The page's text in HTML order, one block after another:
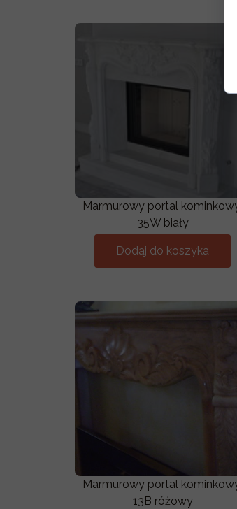
Dodaj do koszyka
Marmurowy portal
13B różowy
Marmurowy portal
35W biały